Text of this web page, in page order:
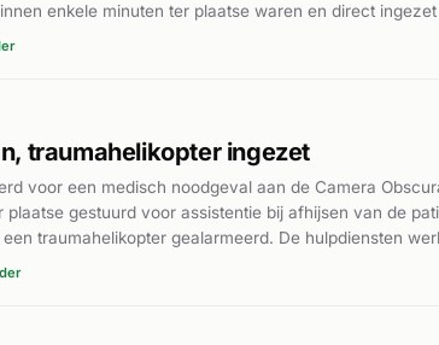
enkele minuten ter plaatse waren en direct
van de patiënt is niet bekendgemaakt.
traumahelikopter ingezet
voor een medisch noodgeval aan de Camera
gestuurd voor assistentie bij afhijsen van de
traumahelikopter gealarmeerd. De hulpdiensten